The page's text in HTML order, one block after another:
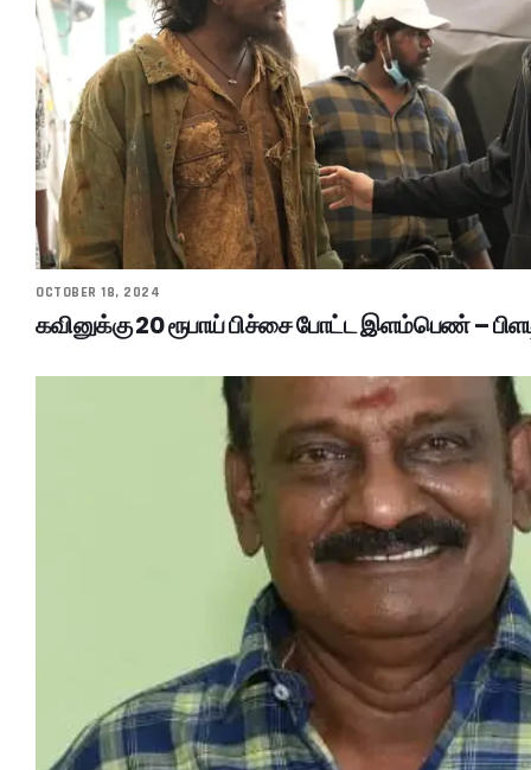
OCTOBER 18, 2024
கவினுக்கு 20 ரூபாய் பிச்சை போட்ட இளம்பெண் –